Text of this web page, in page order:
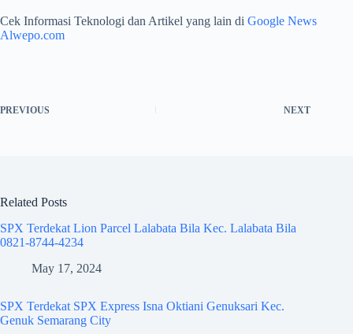
Cek Informasi Teknologi dan Artikel yang lain di Google News
Alwepo.com
PREVIOUS NEXT
Related Posts
SPX Terdekat Lion Parcel Lalabata Bila Kec. Lalabata Bila
0821-8744-4234
May 17, 2024
SPX Terdekat SPX Express Isna Oktiani Genuksari Kec.
Genuk Semarang City